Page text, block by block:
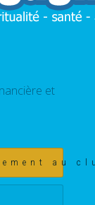
et
au